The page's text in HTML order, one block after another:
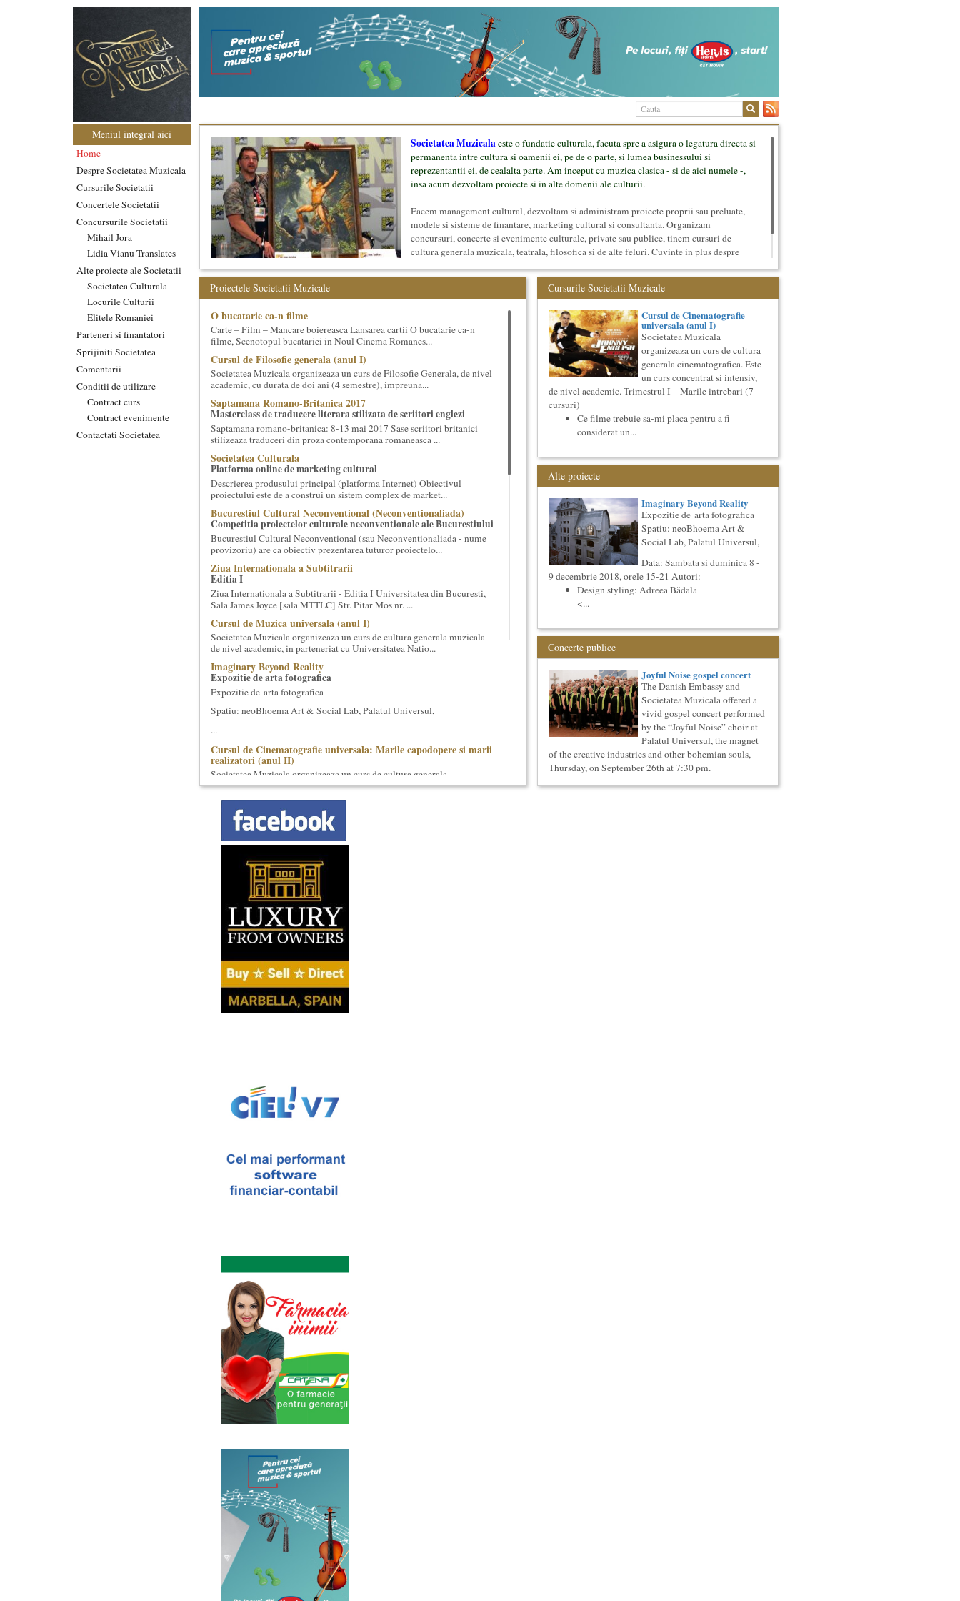
Meniul integralaici
Home
Despre Societatea Muzicala
Cursurile Societatii
Concertele Societatii
Concursurile Societatii
Mihail Jora
Lidia Vianu Translates
Alte proiecte ale Societatii
Societatea Culturala
Locurile Culturii
Elitele Romaniei
Parteneri si finantatori
Sprijiniti Societatea
Comentarii
Conditii de utilizare
Contract curs
Contract evenimente
Contactati Societatea
Societatea Muzicalaeste o fundatie culturala, facuta spre a asigura o legatura directa si
permanenta intre cultura si oamenii ei, pe de o parte, si lumea businessului si
reprezentantii ei, de cealalta parte. Am inceput cu muzica clasica - si de aici numele -,
insa acum dezvoltam proiecte si in alte domenii ale culturii.
Facem management cultural, dezvoltam si administram proiecte proprii sau preluate,
modele si sisteme de finantare, marketing cultural si consultanta. Organizam
concursuri, concerte si evenimente culturale, private sau publice, tinem cursuri de
cultura generala muzicala, teatrala, filosofica si de alte feluri. Cuvinte in plus despre
mai jos.
Proiectele Societatii Muzicale
O bucatarie ca-n filme
Carte – Film – Mancare boiereasca Lansarea cartii O bucatarie ca-n
filme, Scenotopul bucatariei in Noul Cinema Romanes...
Cursul de Filosofie generala (anul I)
Societatea Muzicala organizeaza un curs de Filosofie Generala, de nivel
academic, cu durata de doi ani (4 semestre), impreuna...
Saptamana Romano-Britanica 2017
Masterclass de traducere literara stilizata de scriitori englezi
Saptamana romano-britanica: 8-13 mai 2017 Sase scriitori britanici
stilizeaza traduceri din proza contemporana romaneasca ...
Societatea Culturala
Platforma online de marketing cultural
Descrierea produsului principal (platforma Internet) Obiectivul
proiectului este de a construi un sistem complex de market...
Bucurestiul Cultural Neconventional (Neconventionaliada)
Competitia proiectelor culturale neconventionale ale Bucurestiului
Bucurestiul Cultural Neconventional (sau Neconventionaliada - nume
provizoriu) are ca obiectiv prezentarea tuturor proiectelo...
Ziua Internationala a Subtitrarii
Editia I
Ziua Internationala a Subtitrarii - Editia I Universitatea din Bucuresti,
Sala James Joyce [sala MTTLC] Str. Pitar Mos nr. ...
Cursul de Muzica universala (anul I)
Societatea Muzicala organizeaza un curs de cultura generala muzicala
de nivel academic, in parteneriat cu Universitatea Natio...
Imaginary Beyond Reality
Expozitie de arta fotografica
Expozitie de arta fotografica
Spatiu: neoBhoema Art & Social Lab, Palatul Universul,
...
Cursul de Cinematografie universala: Marile capodopere si marii
realizatori (anul II)
Societatea Muzicala organizeaza un curs de cultura generala
cinematografica. Este un curs concentrat si intensiv, de nivel ac...
Cursul de Lingvistica (anul I)
Societatea Muzicala organizeaza un curs de cultura generala lingvistica.
Este un curs intensiv si concentrat, de nivel academ...
Cursul de Sociologie
Societatea Muzicala organizeaza un curs de Sociologie, in parteneriat
cu Facultatea de Sociologie si Asistenta Sociala a Univ...
Elitele Romaniei
Anuarul Elitei culturale si stiintifice din Romania
Proiectul lansat de catre Societatea Muzicala, a fost conceput initial ca
un anuar al elitei muzicale din Romania – anuar...
Precizari legate de formatul de predare a cursurilor de Cultura
universala
Am primit multe intrebari legate de felul in care se desfasoara aceste
cursuri de Cultura Universala - multi si le imagineaza...
Saptamana Romano-Britanica 2018
Masterclass de traducere literara stilizata de scriitori englezi
Cursul de Literatura universala: Marile texte literare ale
umanitatii
Locurile Culturii
Catalogul spatiilor in care se pot desfasura evenimente culturale
Proiect lansat de catre Societatea Muzicala, conceput initial pentru
catalogarea spatiilor (interioare) din Bucuresti in care...
Cursul de Arta universala: Marile capodopere
Societatea Muzicala organizeaza un curs de arta universala: "Marile
capodopere ale umanitatii". Este un curs intensiv si con...
Cursul de Filosofie a vietii cotidiene
Societatea Muzicala organizeaza un curs de Filosofie a vietii cotidiene,
de nivel academic, cu durata de un an (2 semestre),...
Cursul de Filosofie generala (anul II)
Societatea Muzicala organizeaza un curs de Filosofie Generala, de nivel
academic, cu durata de doi ani (4 semestre), impreuna...
Masterclass vocal cu Lucas Meachem
Lucas Meachem, marele bariton american, care va sustine concertul de
Cursul de Lingvistica (anul II)
Societatea Muzicala organizeaza un curs de cultura generala lingvistica.
Este un curs intensiv si concentrat, de nivel academ...
Cursul de Cinematografie universala (anul I)
Societatea Muzicala organizeaza un curs de cultura generala
cinematografica. Este un curs concentrat si intensiv, de nivel ac...
Masterclass vocal cu Lucas Meachem, editia a II-a (2018)
Lucas Meachem, marele bariton american, revenit in Romania pentru a
lua parte la editia a III-a a concertului The Metropolita...
Cursul de Teatru universal
Societatea Muzicala organizeaza un curs de cultura generala teatrala, de
Cursurile Societatii Muzicale
Cursul de Cinematografie
universala (anul I)
Societatea Muzicala
organizeaza un curs de cultura
generala cinematografica. Este
un curs concentrat si intensiv,
de nivel academic. Trimestrul I – Marile intrebari (7
cursuri)
Ce filme trebuie sa-mi placa pentru a fi
considerat un...
Alte proiecte
Imaginary Beyond Reality
Expozitie de arta fotografica
Spatiu: neoBhoema Art &
Social Lab, Palatul Universul,
Data: Sambata si duminica 8 -
9 decembrie 2018, orele 15-21 Autori:
Design styling: Adreea Bădală
<...
Concerte publice
Joyful Noise gospel concert
The Danish Embassy and
Societatea Muzicala offered a
vivid gospel concert performed
by the “Joyful Noise” choir at
Palatul Universul, the magnet
of the creative industries and other bohemian souls,
Thursday, on September 26th at 7:30 pm.